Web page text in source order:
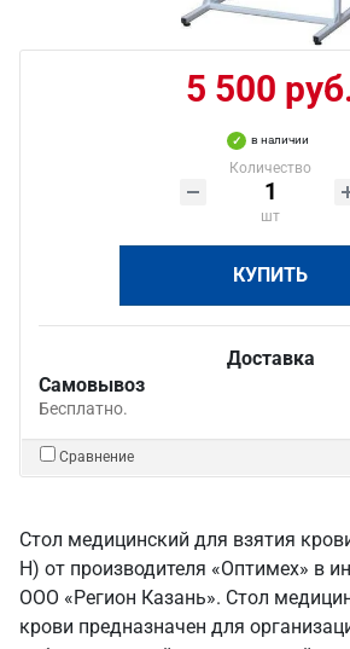
5 500
в наличии
Количество
шт
КУПИТЬ
Доставка
Самовывоз
Бесплатно.
Сравнение
Стол медицинский для взятия
Н) от производителя «Оптимех» в
ООО «Регион Казань». Стол
крови предназначен для